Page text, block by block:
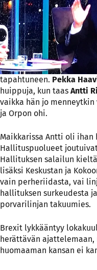
tapahtuneen. Pekka
huippuja, kun taas Antti
vaikka hän jo
ja Orpon ohi.
Maikkarissa Antti oli ihan
Hallituspuolueet
Hallituksen salailun
lisäksi Keskustan ja
vain perheriidasta, vai
hallituksen surkeudesta
porvarilinjan takuumies.
Brexit lykkääntyy
herättävän
huomaaman kansan ei